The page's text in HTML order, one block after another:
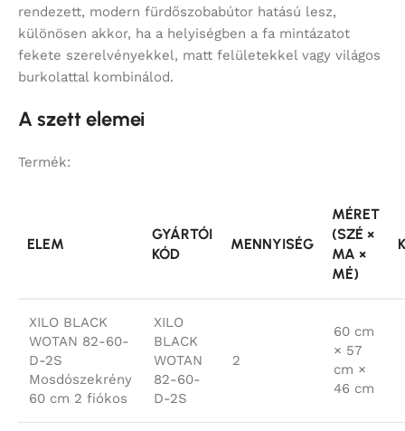
rendezett, modern fürdőszobabútor hatású lesz,
különösen akkor, ha a helyiségben a fa mintázatot
fekete szerelvényekkel, matt felületekkel vagy világos
burkolattal kombinálod.
A szett elemei
Termék:
ELEM
GYÁRTÓI
KÓD
MENNYISÉG
MÉRET
(SZÉ ×
MA ×
MÉ)
XILO BLACK
WOTAN 82-60-
D-2S
Mosdószekrény
60 cm 2 fiókos
XILO
BLACK
WOTAN
82-60-
D-2S
2
60 cm
× 57
cm ×
46 cm